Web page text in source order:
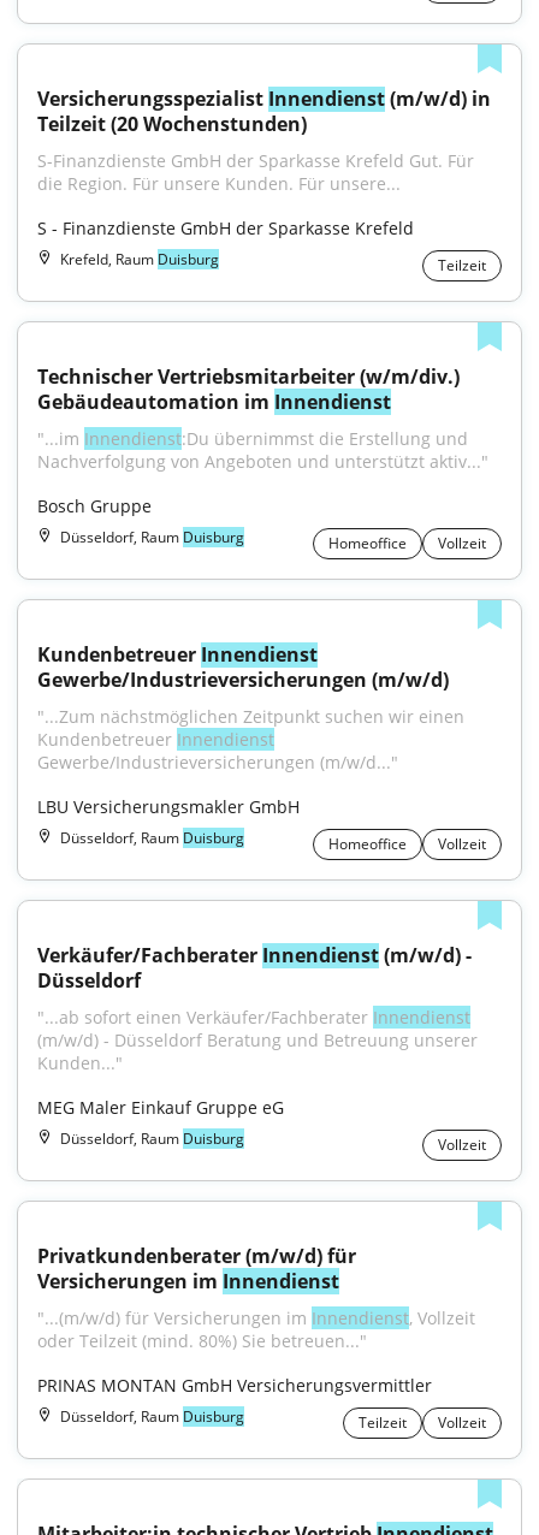
Versicherungsspezialist Innendienst (m/w/d) in
Teilzeit (20 Wochenstunden)
S-Finanzdienste GmbH der Sparkasse Krefeld Gut. Für
die Region. Für unsere Kunden. Für unsere...
S - Finanzdienste GmbH der Sparkasse Krefeld
Krefeld, Raum Duisburg Teilzeit
Technischer Vertriebsmitarbeiter (w/m/div.)
Gebäudeautomation im Innendienst
"...im Innendienst:Du übernimmst die Erstellung und
Nachverfolgung von Angeboten und unterstützt aktiv..."
Bosch Gruppe
Düsseldorf, Raum Duisburg Homeoffice Vollzeit
Kundenbetreuer Innendienst
Gewerbe/Industrieversicherungen (m/w/d)
"...Zum nächstmöglichen Zeitpunkt suchen wir einen
Kundenbetreuer Innendienst
Gewerbe/Industrieversicherungen (m/w/d..."
LBU Versicherungsmakler GmbH
Düsseldorf, Raum Duisburg Homeoffice Vollzeit
Verkäufer/Fachberater Innendienst (m/w/d) -
Düsseldorf
"...ab sofort einen Verkäufer/Fachberater Innendienst
(m/w/d) - Düsseldorf Beratung und Betreuung unserer
Kunden..."
MEG Maler Einkauf Gruppe eG
Düsseldorf, Raum Duisburg Vollzeit
Privatkundenberater (m/w/d) für
Versicherungen im Innendienst
"...(m/w/d) für Versicherungen im Innendienst, Vollzeit
oder Teilzeit (mind. 80%) Sie betreuen..."
PRINAS MONTAN GmbH Versicherungsvermittler
Düsseldorf, Raum Duisburg Teilzeit Vollzeit